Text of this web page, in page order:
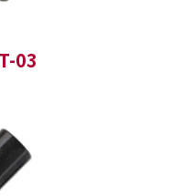
03